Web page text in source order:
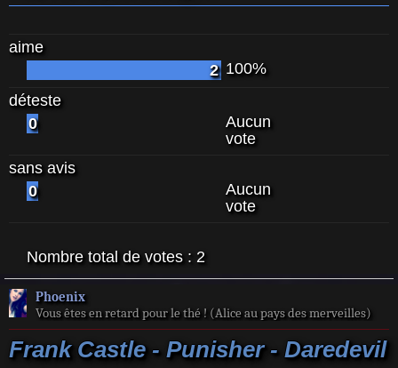
aime
2 100%
déteste
0
Aucun
vote
sans avis
0
Aucun
vote
Nombre total de votes : 2
Phoenix
Vous êtes en retard pour le thé ! (Alice au pays des merveilles)
Frank Castle - Punisher - Daredevil